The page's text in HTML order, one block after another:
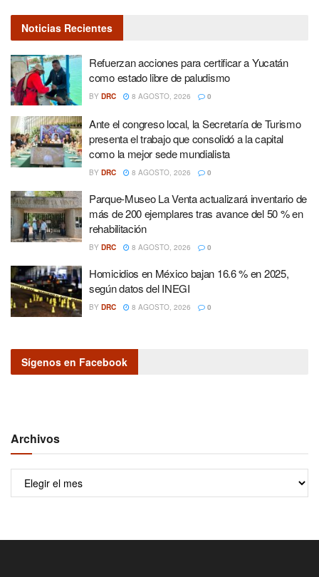
Noticias Recientes
Refuerzan acciones para certificar a Yucatán
como estado libre de paludismo
BY DRC 8 AGOSTO, 2026 0
Ante el congreso local, la Secretaría de Turismo
presenta el trabajo que consolidó a la capital
como la mejor sede mundialista
BY DRC 8 AGOSTO, 2026 0
Parque-Museo La Venta actualizará inventario de
más de 200 ejemplares tras avance del 50 % en
rehabilitación
BY DRC 8 AGOSTO, 2026 0
Homicidios en México bajan 16.6 % en 2025,
según datos del INEGI
BY DRC 8 AGOSTO, 2026 0
Sígenos en Facebook
Archivos